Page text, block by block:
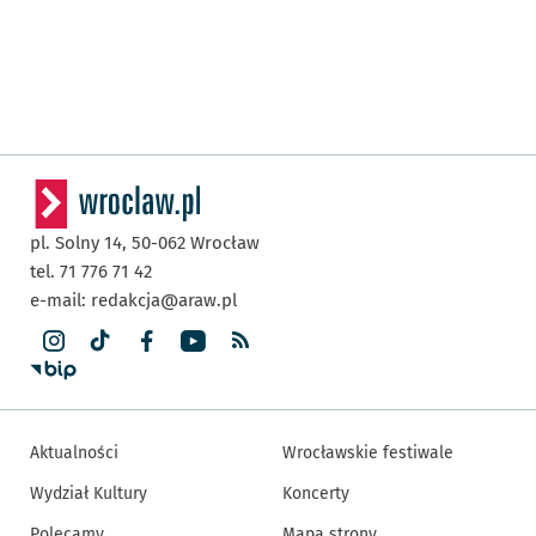
pl. Solny 14, 50-062 Wrocław
tel. 71 776 71 42
e-mail: redakcja@araw.pl
Aktualności
Wydział Kultury
Wrocławskie festiwale
Koncerty